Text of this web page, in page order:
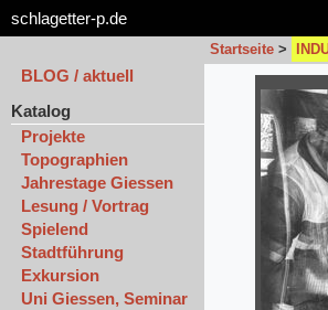
schlagetter-p.de
Startseite >
BLOG / aktuell
Katalog
Projekte
Topographien
Jahrestage Giessen
Lesung / Vortrag
Spielend
Stadtführung
Exkursion
Uni Giessen, Seminar